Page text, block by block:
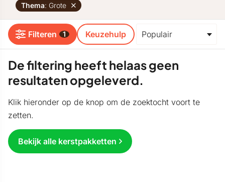
Thema: Grote
Filteren 1 Keuzehulp
De filtering heeft helaas geen
resultaten opgeleverd.
Klik hieronder op de knop om de zoektocht voort te
zetten.
Bekijk alle kerstpakketten